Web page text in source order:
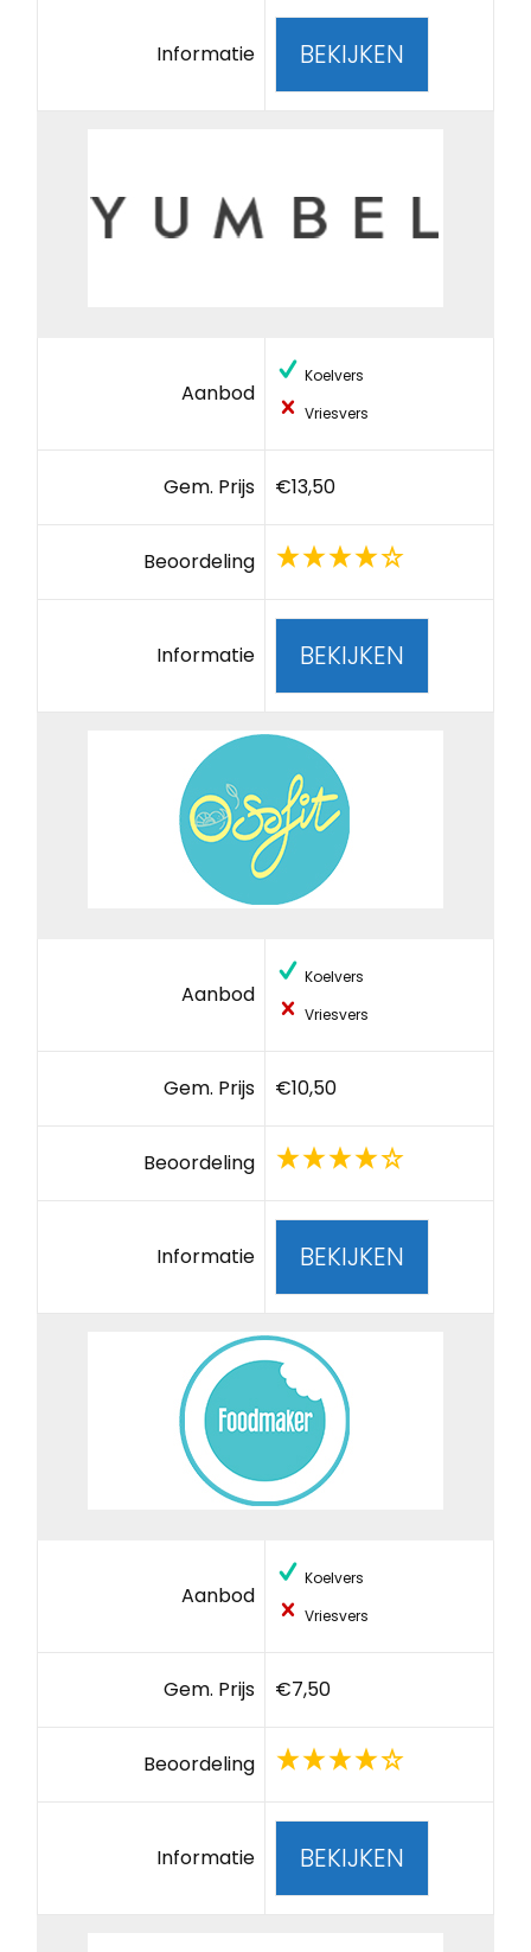
Informatie BEKIJKEN
Aanbod
Koelvers
Vriesvers
Gem. Prijs €13,50
Beoordeling
Informatie BEKIJKEN
Aanbod
Koelvers
Vriesvers
Gem. Prijs €10,50
Beoordeling
Informatie BEKIJKEN
Aanbod
Koelvers
Vriesvers
Gem. Prijs €7,50
Beoordeling
Informatie BEKIJKEN